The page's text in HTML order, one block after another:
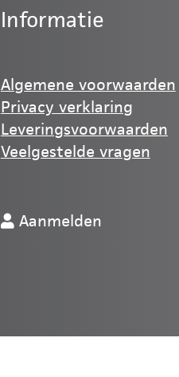
Informatie
Algemene voorwaarden
Privacy verklaring
Leveringsvoorwaarden
Veelgestelde vragen
Aanmelden